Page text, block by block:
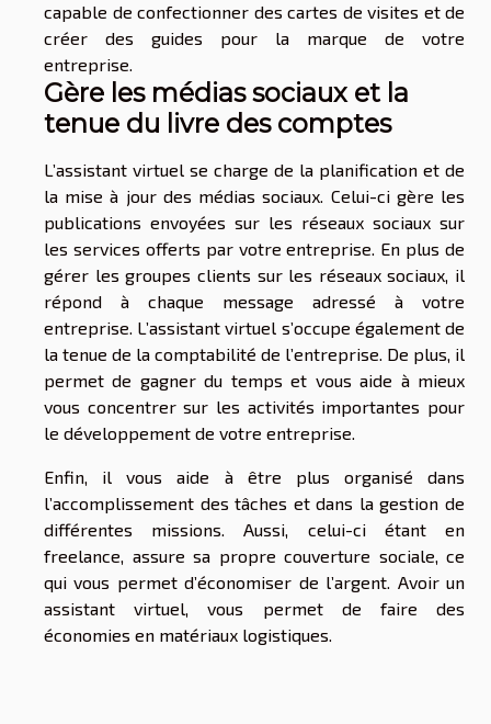
capable de confectionner des cartes de visites et de
créer des guides pour la marque de votre
entreprise.
Gère les médias sociaux et la
tenue du livre des comptes
L’assistant virtuel se charge de la planification et de
la mise à jour des médias sociaux. Celui-ci gère les
publications envoyées sur les réseaux sociaux sur
les services offerts par votre entreprise. En plus de
gérer les groupes clients sur les réseaux sociaux, il
répond à chaque message adressé à votre
entreprise. L’assistant virtuel s’occupe également de
la tenue de la comptabilité de l’entreprise. De plus, il
permet de gagner du temps et vous aide à mieux
vous concentrer sur les activités importantes pour
le développement de votre entreprise.
Enfin, il vous aide à être plus organisé dans
l’accomplissement des tâches et dans la gestion de
différentes missions. Aussi, celui-ci étant en
freelance, assure sa propre couverture sociale, ce
qui vous permet d’économiser de l’argent. Avoir un
assistant virtuel, vous permet de faire des
économies en matériaux logistiques.